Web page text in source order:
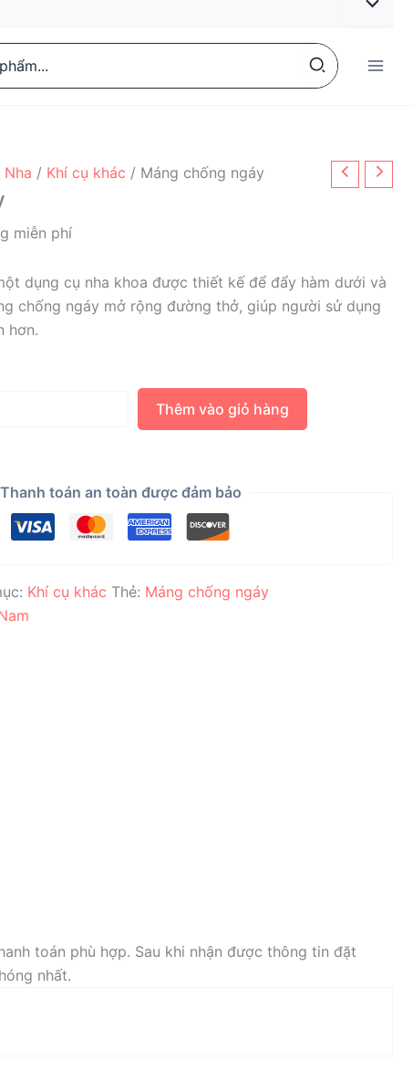
Nha / Khí cụ khác / Máng chống ngáy
miễn phí
dụng cụ nha khoa được thiết kế để đẩy hàm dưới và
chống ngáy mở rộng đường thở, giúp người sử dụng
hơn.
Thêm vào giỏ hàng
Thanh toán an toàn được đảm bảo
Khí cụ khác Thẻ: Máng chống ngáy
toán phù hợp. Sau khi nhận được thông tin đặt
nhất.